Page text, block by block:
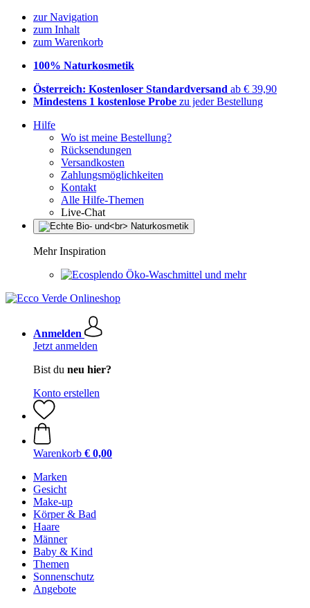
zur Navigation
zum Inhalt
zum Warenkorb
100% Naturkosmetik
Österreich: Kostenloser Standardversand ab € 39,90
Mindestens 1 kostenlose Probe zu jeder Bestellung
Hilfe
Wo ist meine Bestellung?
Rücksendungen
Versandkosten
Zahlungsmöglichkeiten
Kontakt
Alle Hilfe-Themen
Live-Chat
Mehr Inspiration
Öko-Waschmittel und mehr
Anmelden
Jetzt anmelden
Bist du neu hier?
Konto erstellen
Warenkorb € 0,00
Marken
Gesicht
Make-up
Körper & Bad
Haare
Männer
Baby & Kind
Themen
Sonnenschutz
Angebote